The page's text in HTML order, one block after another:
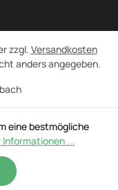
zzgl. Versandkosten
anders angegeben.
eine bestmögliche
Informationen ...